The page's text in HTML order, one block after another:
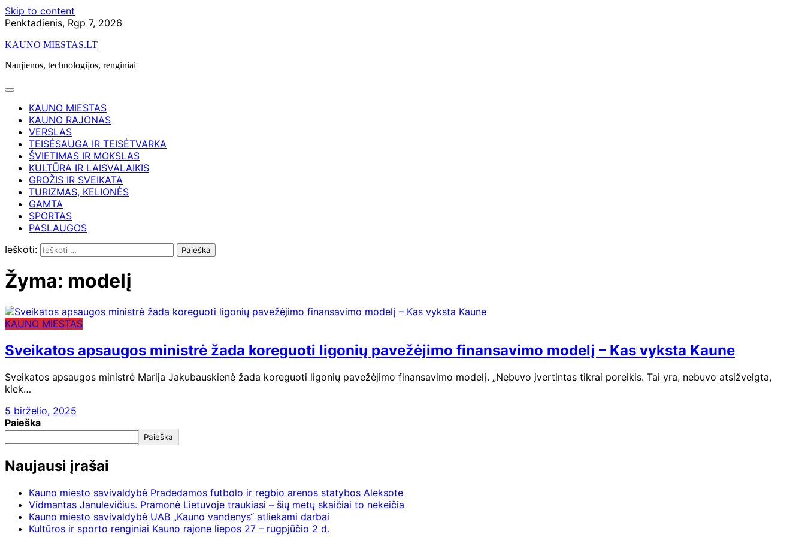
Skip to content
Penktadienis, Rgp 7, 2026
KAUNO MIESTAS.LT
Naujienos, technologijos, renginiai
KAUNO MIESTAS
KAUNO RAJONAS
VERSLAS
TEISĖSAUGA IR TEISĖTVARKA
ŠVIETIMAS IR MOKSLAS
KULTŪRA IR LAISVALAIKIS
GROŽIS IR SVEIKATA
TURIZMAS, KELIONĖS
GAMTA
SPORTAS
PASLAUGOS
Ieškoti:
Žyma: modelį
KAUNO MIESTAS
Sveikatos apsaugos ministrė žada koreguoti ligonių pavežėjimo finansavimo modelį – Kas vyksta Kaune
Sveikatos apsaugos ministrė Marija Jakubauskienė žada koreguoti ligonių pavežėjimo finansavimo modelį. „Nebuvo įvertintas tikrai poreikis. Tai yra, nebuvo atsižvelgta,
kiek…
5 birželio, 2025
Paieška
Paieška
Naujausi įrašai
Kauno miesto savivaldybė Pradedamos futbolo ir regbio arenos statybos Aleksote
Vidmantas Janulevičius. Pramonė Lietuvoje traukiasi – šių metų skaičiai to nekeičia
Kauno miesto savivaldybė UAB „Kauno vandenys“ atliekami darbai
Kultūros ir sporto renginiai Kauno rajone liepos 27 – rugpjūčio 2 d.